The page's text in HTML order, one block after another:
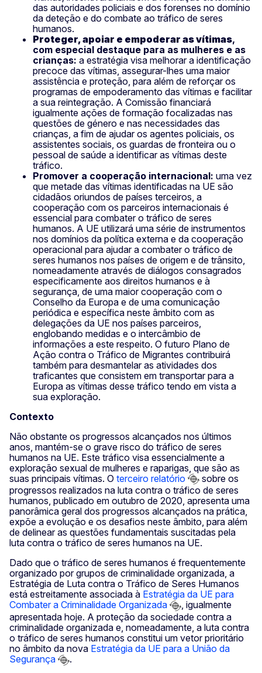
das autoridades policiais e dos forenses no domínio
da deteção e do combate ao tráfico de seres
humanos.
Proteger, apoiar e empoderar as vítimas,
com especial destaque para as mulheres e as
crianças: a estratégia visa melhorar a identificação
precoce das vítimas, assegurar-lhes uma maior
assistência e proteção, para além de reforçar os
programas de empoderamento das vítimas e facilitar
a sua reintegração. A Comissão financiará
igualmente ações de formação focalizadas nas
questões de género e nas necessidades das
crianças, a fim de ajudar os agentes policiais, os
assistentes sociais, os guardas de fronteira ou o
pessoal de saúde a identificar as vítimas deste
tráfico.
Promover a cooperação internacional: uma vez
que metade das vítimas identificadas na UE são
cidadãos oriundos de países terceiros, a
cooperação com os parceiros internacionais é
essencial para combater o tráfico de seres
humanos. A UE utilizará uma série de instrumentos
nos domínios da política externa e da cooperação
operacional para ajudar a combater o tráfico de
seres humanos nos países de origem e de trânsito,
nomeadamente através de diálogos consagrados
especificamente aos direitos humanos e à
segurança, de uma maior cooperação com o
Conselho da Europa e de uma comunicação
periódica e específica neste âmbito com as
delegações da UE nos países parceiros,
englobando medidas e o intercâmbio de
informações a este respeito. O futuro Plano de
Ação contra o Tráfico de Migrantes contribuirá
também para desmantelar as atividades dos
traficantes que consistem em transportar para a
Europa as vítimas desse tráfico tendo em vista a
sua exploração.
Contexto
Não obstante os progressos alcançados nos últimos
anos, mantém-se o grave risco do tráfico de seres
humanos na UE. Este tráfico visa essencialmente a
exploração sexual de mulheres e raparigas, que são as
suas principais vítimas. O terceiro relatório
sobre os
progressos realizados na luta contra o tráfico de seres
humanos, publicado em outubro de 2020, apresenta uma
panorâmica geral dos progressos alcançados na prática,
expõe a evolução e os desafios neste âmbito, para além
de delinear as questões fundamentais suscitadas pela
luta contra o tráfico de seres humanos na UE.
Dado que o tráfico de seres humanos é frequentemente
organizado por grupos de criminalidade organizada, a
Estratégia de Luta contra o Tráfico de Seres Humanos
está estreitamente associada à Estratégia da UE para
Combater a Criminalidade Organizada
, igualmente
apresentada hoje. A proteção da sociedade contra a
criminalidade organizada e, nomeadamente, a luta contra
o tráfico de seres humanos constitui um vetor prioritário
no âmbito da nova Estratégia da UE para a União da
Segurança
.